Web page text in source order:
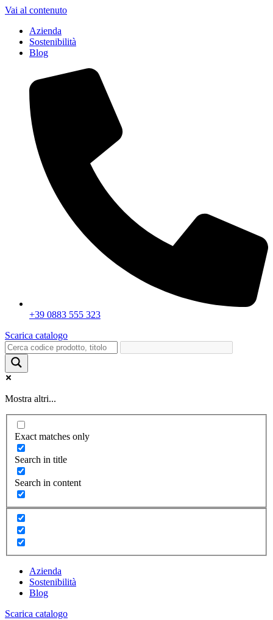
Vai al contenuto
Azienda
Sostenibilità
Blog
+39 0883 555 323
Scarica catalogo
Mostra altri...
Exact matches only
Search in title
Search in content
Azienda
Sostenibilità
Blog
Scarica catalogo